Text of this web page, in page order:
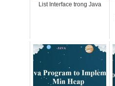
List Interface trong Java